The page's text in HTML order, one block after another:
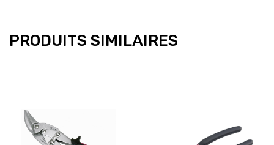
PRODUITS SIMILAIRES